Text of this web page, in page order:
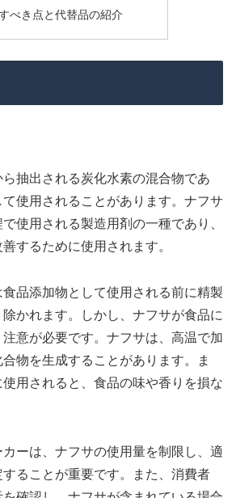
べき点と代替品の紹介
抽出される炭化水素の混合物であ
使用されることがあります。ナフサ
使用される製造用剤の一種であり、
するために使用されます。
品添加物として使用される前に精製
かれます。しかし、ナフサが食品に
意が必要です。ナフサは、高温で加
物を生成することがあります。ま
用されると、食品の味や香りを損な
ーは、ナフサの使用量を制限し、適
ることが重要です。また、消費者